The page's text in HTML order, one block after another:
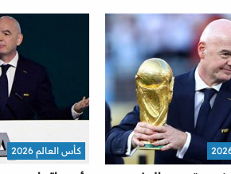
كأس العالم 2026